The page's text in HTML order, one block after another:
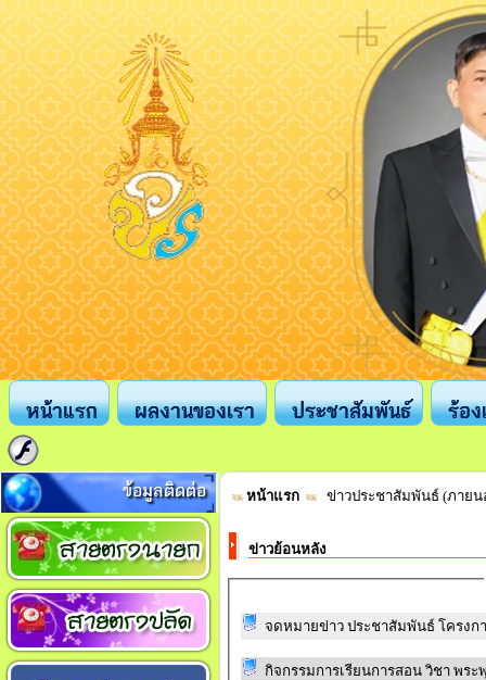
หน้าแรก ผลงานของเรา ประชาสัมพันธ์ ร้อ
ข้อมูลติดต่อ หน้าแรก ข่าวประชาสัมพันธ์ (ภาย
ข่าวย้อนหลัง
จดหมายข่าว ประชาสัมพันธ์ โครงก
กิจกรรมการเรียนการสอน วิชา พร